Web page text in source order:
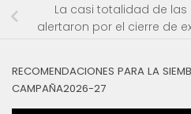
La casi totalidad de
alertaron por el cierre de
RECOMENDACIONES PARA LA
CAMPAÑA2026-27